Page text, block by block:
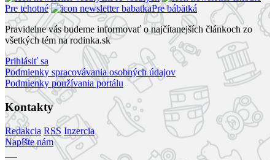
Pre tehotné
Pre bábätká
Pravidelne vás budeme informovať o najčítanejších článkoch zo
všetkých tém na rodinka.sk
Prihlásiť sa
Podmienky spracovávania osobných údajov
Podmienky používania portálu
Kontakty
Redakcia RSS Inzercia
Napíšte nám